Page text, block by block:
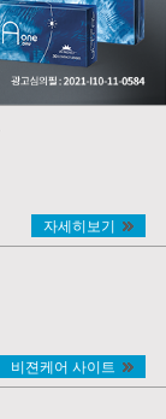
자세히보기
비젼케어 사이트